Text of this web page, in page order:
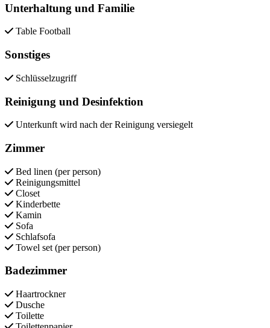
Unterhaltung und Familie
Table Football
Sonstiges
Schlüsselzugriff
Reinigung und Desinfektion
Unterkunft wird nach der Reinigung versiegelt
Zimmer
Bed linen (per person)
Reinigungsmittel
Closet
Kinderbette
Kamin
Sofa
Schlafsofa
Towel set (per person)
Badezimmer
Haartrockner
Dusche
Toilette